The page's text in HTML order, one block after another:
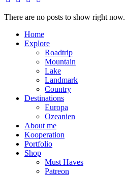
There are no posts to show right now.
Home
Explore
Roadtrip
Mountain
Lake
Landmark
Country
Destinations
Europa
Ozeanien
About me
Kooperation
Portfolio
Shop
Must Haves
Patreon